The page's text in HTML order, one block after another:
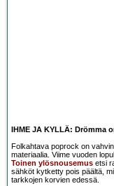
IHME JA KYLLÄ: Drömma
Folkahtava poprock on
materiaalia. Viime vuoden
Toinen ylösnousemus etsi
sähköt kytketty pois päältä,
tarkkojen korvien edessä.